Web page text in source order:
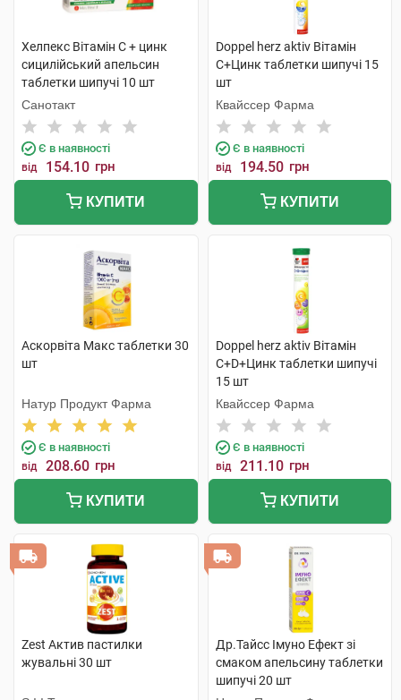
Хелпекс Вітамін С + цинк
сицилійський апельсин
таблетки шипучі 10 шт
Санотакт
Є в наявності
від 154.10 грн
КУПИТИ
Doppel herz aktiv Вітамін
С+Цинк таблетки шипучі 15
шт
Квайссер Фарма
Є в наявності
від 194.50 грн
КУПИТИ
Аскорвіта Макс таблетки 30
шт
Натур Продукт Фарма
Є в наявності
від 208.60 грн
КУПИТИ
Doppel herz aktiv Вітамін
С+D+Цинк таблетки шипучі
15 шт
Квайссер Фарма
Є в наявності
від 211.10 грн
КУПИТИ
Zest Актив пастилки
жувальні 30 шт
Др.Тайсс Імуно Ефект зі
смаком апельсину таблетки
шипучі 20 шт